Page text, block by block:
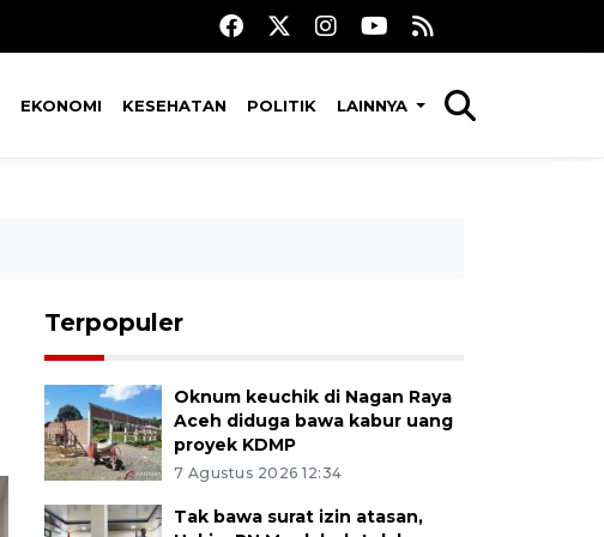
EKONOMI KESEHATAN POLITIK LAINNYA
Terpopuler
Oknum keuchik di Nagan Raya
Aceh diduga bawa kabur uang
proyek KDMP
7 Agustus 2026 12:34
Tak bawa surat izin atasan,